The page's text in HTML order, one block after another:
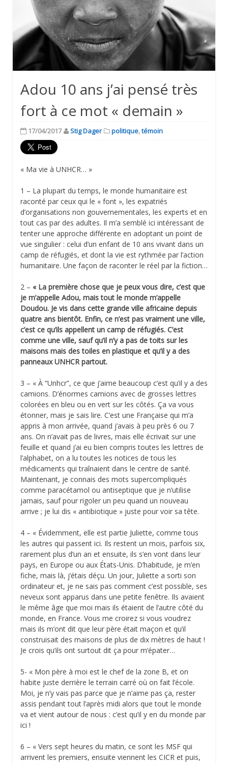
Adou 10 ans j’ai pensé très
fort à ce mot « demain »
17/04/2017 Stig Dager politique,témoin
« Ma vie à UNHCR… »
1 – La plupart du temps, le monde humanitaire est
raconté par ceux qui le « font », les expatriés
d’organisations non gouvernementales, les experts et en
tout cas par des adultes. Il m’a semblé ici intéressant de
tenter une approche différente en adoptant un point de
vue singulier : celui d’un enfant de 10 ans vivant dans un
camp de réfugiés, et dont la vie est rythmée par l’action
humanitaire. Une façon de raconter le réel par la fiction…
2 – « La première chose que je peux vous dire, c’est que
je m’appelle Adou, mais tout le monde m’appelle
Doudou. Je vis dans cette grande ville africaine depuis
quatre ans bientôt. Enfin, ce n’est pas vraiment une ville,
c’est ce qu’ils appellent un camp de réfugiés. C’est
comme une ville, sauf qu’il n’y a pas de toits sur les
maisons mais des toiles en plastique et qu’il y a des
panneaux UNHCR partout.
3 – « À “Unhcr”, ce que j’aime beaucoup c’est qu’il y a des
camions. D’énormes camions avec de grosses lettres
colorées en bleu ou en vert sur les côtés. Ça va vous
étonner, mais je sais lire. C’est une Française qui m’a
appris à mon arrivée, quand j’avais à peu près 6 ou 7
ans. On n’avait pas de livres, mais elle écrivait sur une
feuille et quand j’ai eu bien compris toutes les lettres de
l’alphabet, on a lu toutes les notices de tous les
médicaments qui traînaient dans le centre de santé.
Maintenant, je connais des mots supercompliqués
comme paracétamol ou antiseptique que je n’utilise
jamais, sauf pour rigoler un peu quand un nouveau
arrive ; je lui dis « antibiotique » juste pour voir sa tête.
4 – « Évidemment, elle est partie Juliette, comme tous
les autres qui passent ici. Ils restent un mois, parfois six,
rarement plus d’un an et ensuite, ils s’en vont dans leur
pays, en Europe ou aux États-Unis. D’habitude, je m’en
fiche, mais là, j’étais déçu. Un jour, Juliette a sorti son
ordinateur et, je ne sais pas comment c’est possible, ses
neveux sont apparus dans une petite fenêtre. Ils avaient
le même âge que moi mais ils étaient de l’autre côté du
monde, en France. Vous me croirez si vous voudrez
mais ils m’ont dit que leur père était maçon et qu’il
construisait des maisons de plus de dix mètres de haut !
Je crois qu’ils ont surtout dit ça pour m’épater…
5- « Mon père à moi est le chef de la zone B, et on
habite juste derrière le terrain carré où on fait l’école.
Moi, je n’y vais pas parce que je n’aime pas ça, rester
assis pendant tout l’après midi alors que tout le monde
va et vient autour de nous : c’est qu’il y en du monde par
ici !
6 – « Vers sept heures du matin, ce sont les MSF qui
arrivent les premiers, ensuite viennent les CICR et puis,